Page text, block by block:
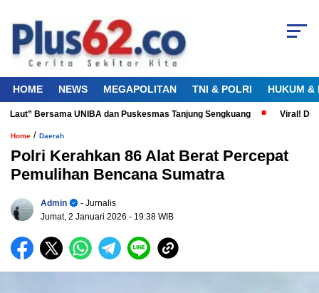
HOME NEWS MEGAPOLITAN TNI & POLRI HUKUM &
Bersama UNIBA dan Puskesmas Tanjung Sengkuang Viral! Diduga
Home / Daerah
Polri Kerahkan 86 Alat Berat Percepat
Pemulihan Bencana Sumatra
Admin
- Jurnalis
Jumat, 2 Januari 2026 - 19:38 WIB